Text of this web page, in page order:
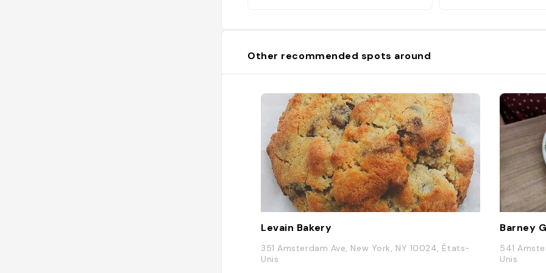
Other recommended spots around
Levain Bakery
351 Amsterdam Ave, New York, NY 10024, États-
Unis
Barney
541
Unis